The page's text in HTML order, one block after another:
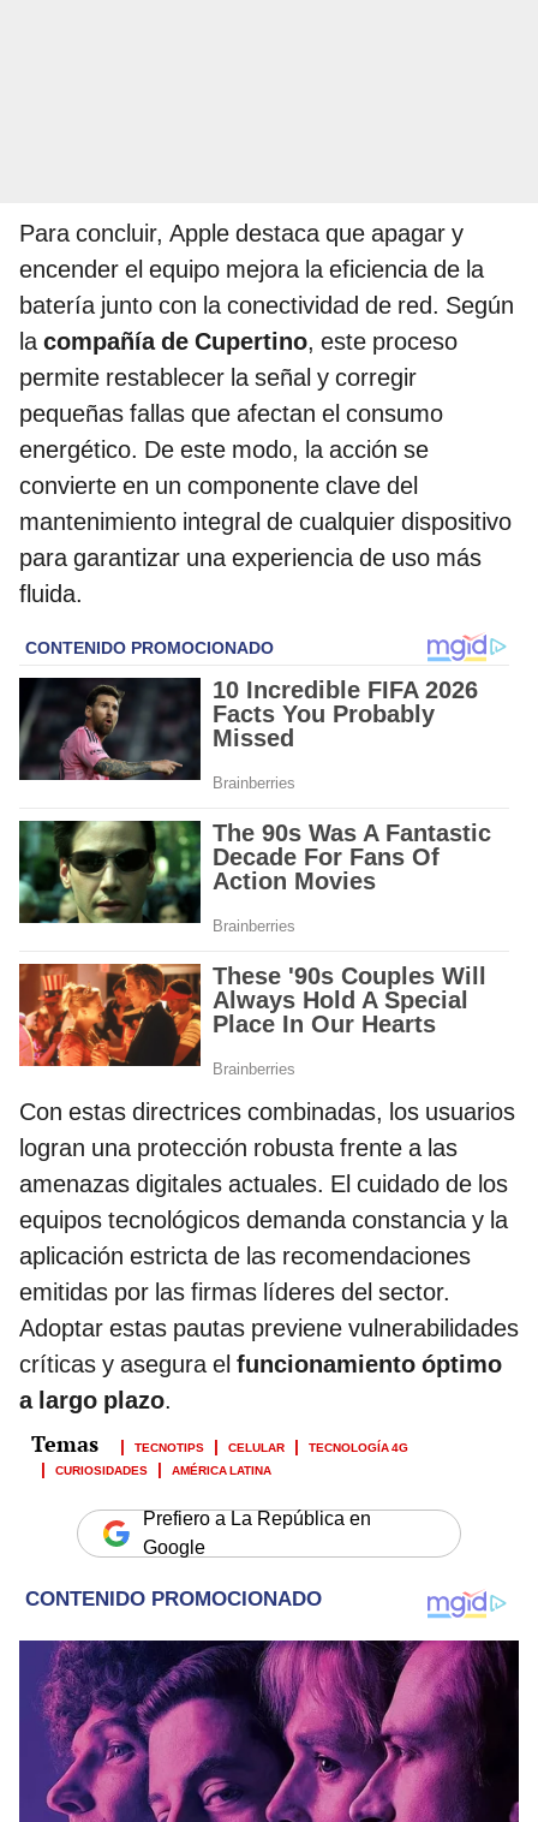
Para concluir, Apple destaca que apagar y
encender el equipo mejora la eficiencia de la
batería junto con la conectividad de red. Según
lacompañía de Cupertino, este proceso
permite restablecer la señal y corregir
pequeñas fallas que afectan el consumo
energético. De este modo, la acción se
convierte en un componente clave del
mantenimiento integral de cualquier dispositivo
para garantizar una experiencia de uso más
fluida.
Con estas directrices combinadas, los usuarios
logran una protección robusta frente a las
amenazas digitales actuales. El cuidado de los
equipos tecnológicos demanda constancia y la
aplicación estricta de las recomendaciones
emitidas por las firmas líderes del sector.
Adoptar estas pautas previene vulnerabilidades
críticas y asegura el funcionamiento óptimo
a largo plazo.
TECNOTIPS CELULAR
TECNOLOGÍA 4G
CURIOSIDADES
AMÉRICA LATINA
Prefiero a La República en
Google